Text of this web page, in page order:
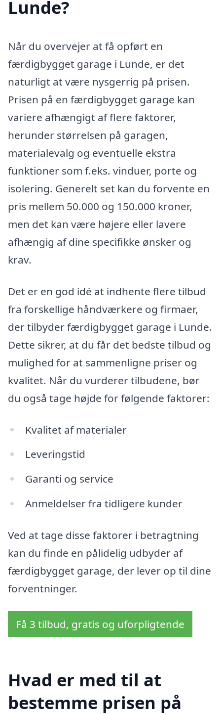
Lunde?
Når du overvejer at få opført en
færdigbygget garage i Lunde, er det
naturligt at være nysgerrig på prisen.
Prisen på en færdigbygget garage kan
variere afhængigt af flere faktorer,
herunder størrelsen på garagen,
materialevalg og eventuelle ekstra
funktioner som f.eks. vinduer, porte og
isolering. Generelt set kan du forvente en
pris mellem 50.000 og 150.000 kroner,
men det kan være højere eller lavere
afhængig af dine specifikke ønsker og
krav.
Det er en god idé at indhente flere tilbud
fra forskellige håndværkere og firmaer,
der tilbyder færdigbygget garage i Lunde.
Dette sikrer, at du får det bedste tilbud og
mulighed for at sammenligne priser og
kvalitet. Når du vurderer tilbudene, bør
du også tage højde for følgende faktorer:
Kvalitet af materialer
Leveringstid
Garanti og service
Anmeldelser fra tidligere kunder
Ved at tage disse faktorer i betragtning
kan du finde en pålidelig udbyder af
færdigbygget garage, der lever op til dine
forventninger.
Få 3 tilbud, gratis og uforpligtende
Hvad er med til at
bestemme prisen på